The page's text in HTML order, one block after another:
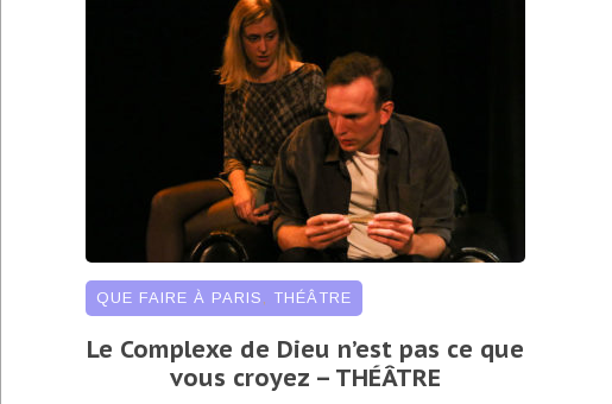
QUE FAIRE À PARIS THÉÂTRE
Le Complexe de Dieu n’est pas ce que
vous croyez – THÉÂTRE